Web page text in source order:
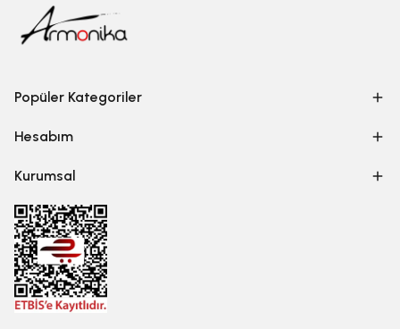
Popüler Kategoriler
Hesabım
Kurumsal